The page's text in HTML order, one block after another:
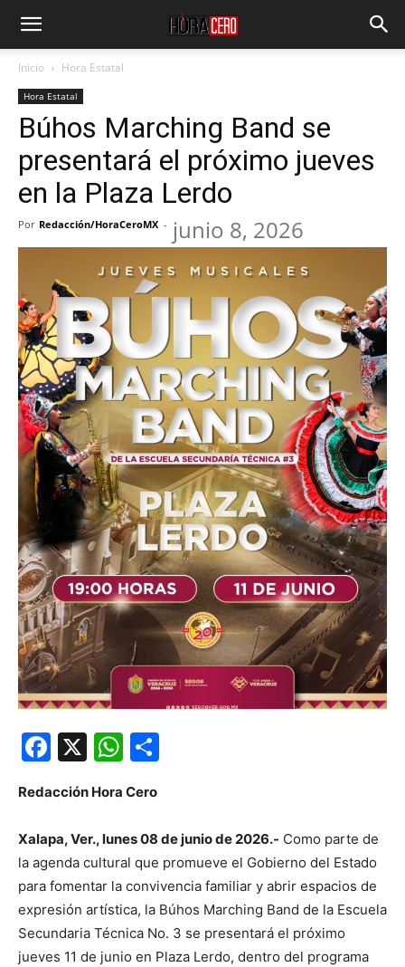
Inicio Hora Estatal
Hora Estatal
Búhos Marching Band se
presentará el próximo jueves
en la Plaza Lerdo
Por Redacción/HoraCeroMX - junio 8, 2026
Facebook
X WhatsApp
Redacción Hora Cero
Xalapa, Ver., lunes 08 de junio de 2026.- Como parte de
la agenda cultural que promueve el Gobierno del Estado
para fomentar la convivencia familiar y abrir espacios de
expresión artística, la Búhos Marching Band de la Escuela
Secundaria Técnica No. 3 se presentará el próximo
jueves 11 de junio en Plaza Lerdo, dentro del programa